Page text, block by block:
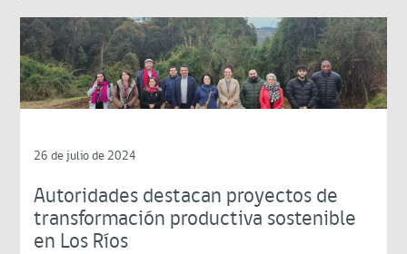
26 de julio de 2024
Autoridades destacan proyectos de
transformación productiva sostenible
en Los Ríos